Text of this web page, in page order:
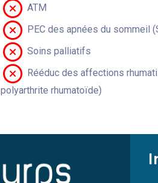
ATM
PEC des apnées du sommeil
Soins palliatifs
Rééduc des affections
polyarthrite rhumatoïde)